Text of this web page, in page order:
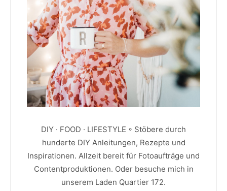
DIY · FOOD · LIFESTYLE ◦ Stöbere durch
hunderte DIY Anleitungen, Rezepte und
Inspirationen. Allzeit bereit für Fotoaufträge und
Contentproduktionen. Oder besuche mich in
unserem Laden Quartier 172.